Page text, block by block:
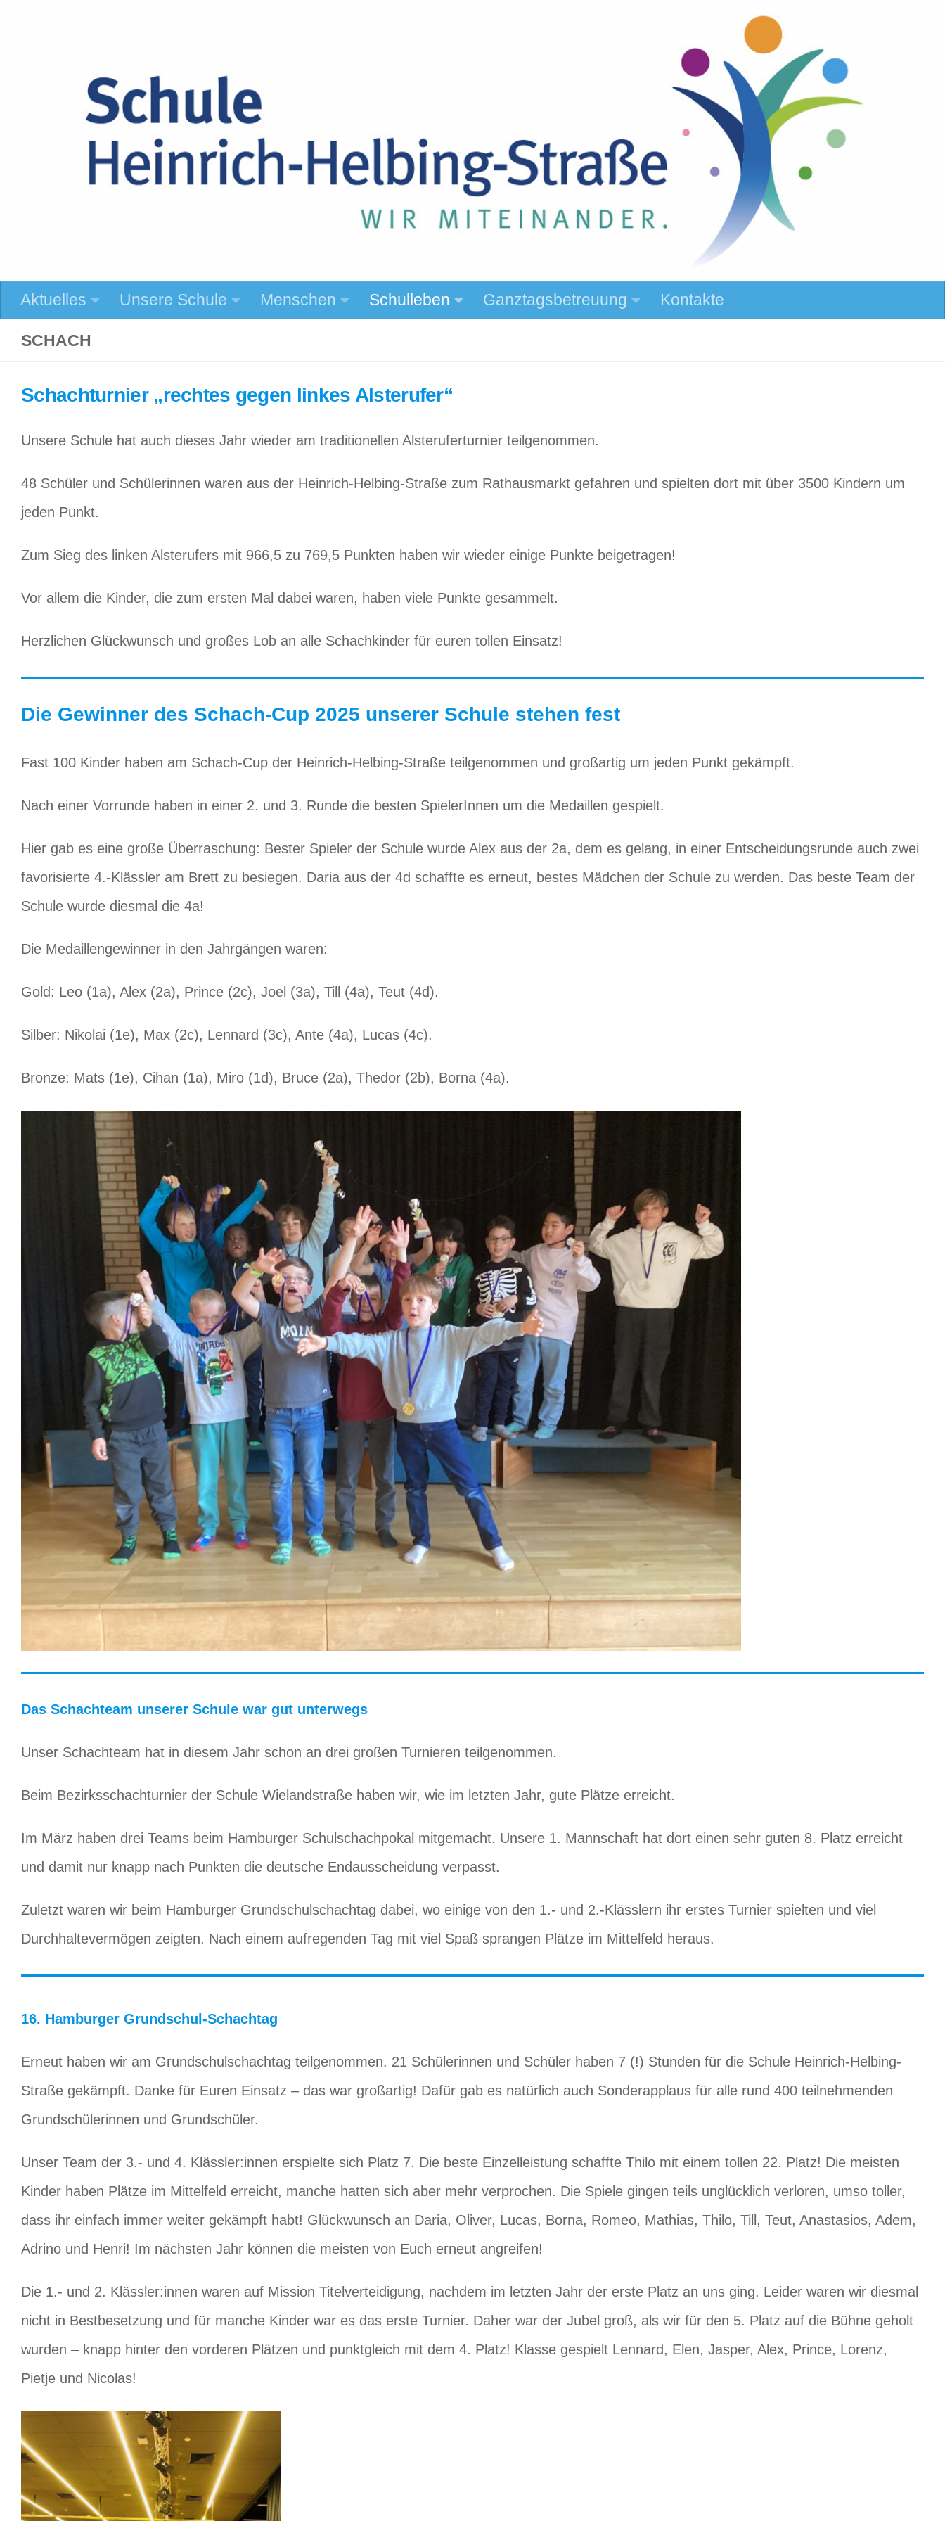
Aktuelles Unsere Schule Menschen Schulleben Ganztagsbetreuung Kontakte
SCHACH
Schachturnier „rechtes gegen linkes Alsterufer“
Unsere Schule hat auch dieses Jahr wieder am traditionellen Alsteruferturnier teilgenommen.
48 Schüler und Schülerinnen waren aus der Heinrich-Helbing-Straße zum Rathausmarkt gefahren und spielten dort mit über 3500 Kindern um
jeden Punkt.
Zum Sieg des linken Alsterufers mit 966,5 zu 769,5 Punkten haben wir wieder einige Punkte beigetragen!
Vor allem die Kinder, die zum ersten Mal dabei waren, haben viele Punkte gesammelt.
Herzlichen Glückwunsch und großes Lob an alle Schachkinder für euren tollen Einsatz!
Die Gewinner des Schach-Cup 2025 unserer Schule stehen fest
Fast 100 Kinder haben am Schach-Cup der Heinrich-Helbing-Straße teilgenommen und großartig um jeden Punkt gekämpft.
Nach einer Vorrunde haben in einer 2. und 3. Runde die besten SpielerInnen um die Medaillen gespielt.
Hier gab es eine große Überraschung: Bester Spieler der Schule wurde Alex aus der 2a, dem es gelang, in einer Entscheidungsrunde auch zwei
favorisierte 4.-Klässler am Brett zu besiegen. Daria aus der 4d schaffte es erneut, bestes Mädchen der Schule zu werden. Das beste Team der
Schule wurde diesmal die 4a!
Die Medaillengewinner in den Jahrgängen waren:
Gold: Leo (1a), Alex (2a), Prince (2c), Joel (3a), Till (4a), Teut (4d).
Silber: Nikolai (1e), Max (2c), Lennard (3c), Ante (4a), Lucas (4c).
Bronze: Mats (1e), Cihan (1a), Miro (1d), Bruce (2a), Thedor (2b), Borna (4a).
Das Schachteam unserer Schule war gut unterwegs
Unser Schachteam hat in diesem Jahr schon an drei großen Turnieren teilgenommen.
Beim Bezirksschachturnier der Schule Wielandstraße haben wir, wie im letzten Jahr, gute Plätze erreicht.
Im März haben drei Teams beim Hamburger Schulschachpokal mitgemacht. Unsere 1. Mannschaft hat dort einen sehr guten 8. Platz erreicht
und damit nur knapp nach Punkten die deutsche Endausscheidung verpasst.
Zuletzt waren wir beim Hamburger Grundschulschachtag dabei, wo einige von den 1.- und 2.-Klässlern ihr erstes Turnier spielten und viel
Durchhaltevermögen zeigten. Nach einem aufregenden Tag mit viel Spaß sprangen Plätze im Mittelfeld heraus.
16. Hamburger Grundschul-Schachtag
Erneut haben wir am Grundschulschachtag teilgenommen. 21 Schülerinnen und Schüler haben 7 (!) Stunden für die Schule Heinrich-Helbing-
Straße gekämpft. Danke für Euren Einsatz – das war großartig! Dafür gab es natürlich auch Sonderapplaus für alle rund 400 teilnehmenden
Grundschülerinnen und Grundschüler.
Unser Team der 3.- und 4. Klässler:innen erspielte sich Platz 7. Die beste Einzelleistung schaffte Thilo mit einem tollen 22. Platz! Die meisten
Kinder haben Plätze im Mittelfeld erreicht, manche hatten sich aber mehr verprochen. Die Spiele gingen teils unglücklich verloren, umso toller,
dass ihr einfach immer weiter gekämpft habt! Glückwunsch an Daria, Oliver, Lucas, Borna, Romeo, Mathias, Thilo, Till, Teut, Anastasios, Adem,
Adrino und Henri! Im nächsten Jahr können die meisten von Euch erneut angreifen!
Die 1.- und 2. Klässler:innen waren auf Mission Titelverteidigung, nachdem im letzten Jahr der erste Platz an uns ging. Leider waren wir diesmal
nicht in Bestbesetzung und für manche Kinder war es das erste Turnier. Daher war der Jubel groß, als wir für den 5. Platz auf die Bühne geholt
wurden – knapp hinter den vorderen Plätzen und punktgleich mit dem 4. Platz! Klasse gespielt Lennard, Elen, Jasper, Alex, Prince, Lorenz,
Pietje und Nicolas!